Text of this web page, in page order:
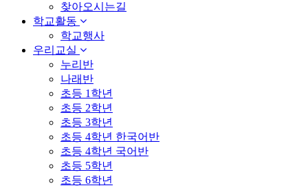
찾아오시는길
학교활동
학교행사
우리교실
누리반
나래반
초등 1학년
초등 2학년
초등 3학년
초등 4학년 한국어반
초등 4학년 국어반
초등 5학년
초등 6학년